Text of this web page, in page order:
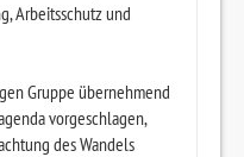
Arbeitsschutz und
Gruppe übernehmend
vorgeschlagen,
des Wandels